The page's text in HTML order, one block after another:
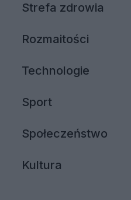
Strefa zdrowia
Rozmaitości
Technologie
Sport
Społeczeństwo
Kultura